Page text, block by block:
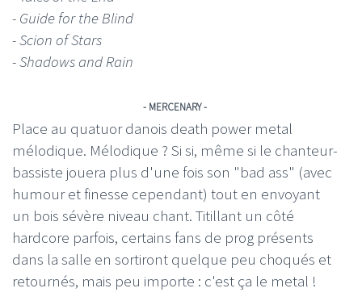
- Guide for the Blind
- Scion of Stars
- Shadows and Rain
- MERCENARY -
Place au quatuor danois death power metal
mélodique. Mélodique ? Si si, même si le chanteur-
bassiste jouera plus d'une fois son "bad ass" (avec
humour et finesse cependant) tout en envoyant
un bois sévère niveau chant. Titillant un côté
hardcore parfois, certains fans de prog présents
dans la salle en sortiront quelque peu choqués et
retournés, mais peu importe : c'est ça le metal !